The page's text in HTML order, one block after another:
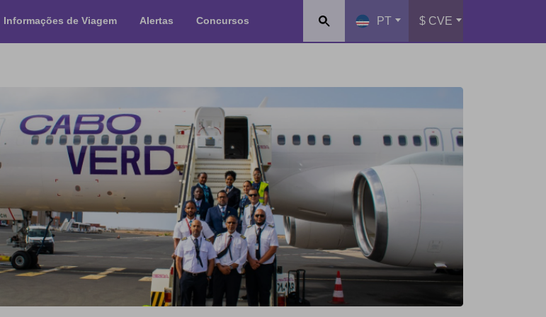
Informações de Viagem Alertas Concursos PT $ CVE